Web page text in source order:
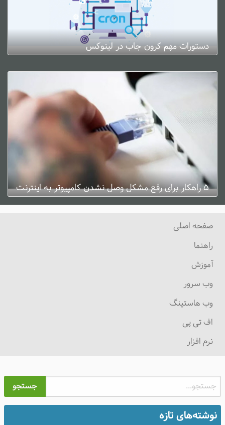
دستورات مهم کرون جاب در لینوکس
۵ راهکار برای رفع مشکل وصل نشدن کامپیوتر به اینترنت
صفحه اصلی
راهنما
آموزش
وب سرور
وب هاستینگ
اف تی پی
نرم افزار
جستجو
نوشته‌های تازه